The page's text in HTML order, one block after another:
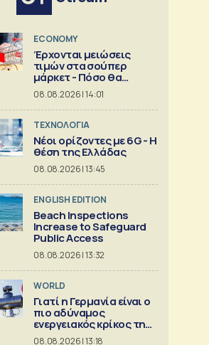
ECONOMY
Έρχονται μειώσεις
τιμών στα σούπερ
μάρκετ - Πόσο θα
πέσουν
08.08.2026 | 14:01
ΤΕΧΝΟΛΟΓΙΑ
Νέοι ορίζοντες με 6G - Η
θέση της Ελλάδας
08.08.2026 | 13:45
ENGLISH EDITION
Beach Inspections
Increase to Safeguard
Public Access
08.08.2026 | 13:32
WORLD
Γιατί η Γερμανία είναι ο
πιο αδύναμος
ενεργειακός κρίκος της
Ευρώπης
08.08.2026 | 13:18